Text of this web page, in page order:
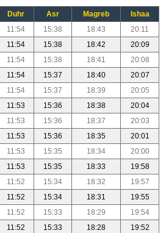
Duhr Asr Magreb
Ishaa
11:54 15:38 18:43
20:11
11:54 15:38 18:42
20:09
11:54 15:38 18:41
20:08
11:54 15:37 18:40
20:07
11:54 15:37 18:39
20:05
11:53 15:36 18:38
20:04
11:53 15:36 18:37
20:03
11:53 15:36 18:35
20:01
11:53 15:35 18:34
20:00
11:53 15:35 18:33
19:58
11:52 15:34 18:32
19:57
11:52 15:34 18:31
19:55
11:52 15:33 18:29
19:54
11:52 15:33 18:28
19:52